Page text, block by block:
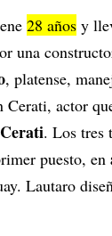
28 años y
una
, platense,
Cerati, actor
. Los tres
puesto, en
Lautaro